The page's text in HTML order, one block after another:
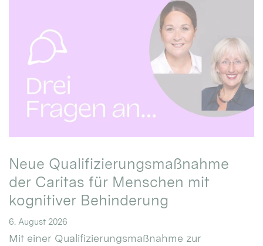
Neue Qualifizierungsmaßnahme
der Caritas für Menschen mit
kognitiver Behinderung
6. August 2026
Mit einer Qualifizierungsmaßnahme zur